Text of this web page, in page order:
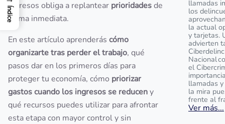
ingresos obliga a replantear prioridadesde
forma inmediata.
En este artículo aprenderás cómo
organizarte tras perder el trabajo, qué
pasos dar en los primeros días para
proteger tu economía, cómo priorizar
gastos cuando los ingresos se reduceny
qué recursos puedes utilizar para afrontar
esta etapa con mayor control y sin
llamadas
los
la actual
y tarjetas.
advierten
Nacional
el
llamadas
la mira
frente al
Ver más...
Índice